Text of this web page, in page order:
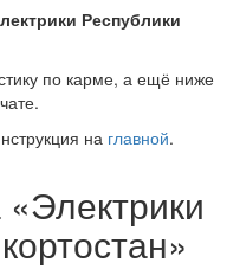
Республики
по карме, а ещё ниже
на главной.